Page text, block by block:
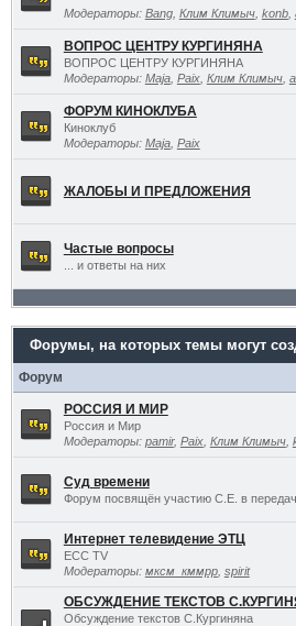
Модераторы: Bang, Клим Климыч, konb,
ВОПРОС ЦЕНТРУ КУРГИНЯНА
ВОПРОС ЦЕНТРУ КУРГИНЯНА
Модераторы: Maja, Paix, Клим Климыч,
ФОРУМ КИНОКЛУБА
Киноклуб
Модераторы: Maja, Paix
ЖАЛОБЫ И ПРЕДЛОЖЕНИЯ
Частые вопросы
... и ответы на них
Форумы, на которых темы могут
Форум
РОССИЯ И МИР
Россия и Мир
Модераторы: pamir, Paix, Клим Климыч,
Суд времени
Форум посвящён участию С.Е. в
Интернет телевидение ЭТЦ
ECC TV
Модераторы: мксм_кммрр, spirit
ОБСУЖДЕНИЕ ТЕКСТОВ
Обсуждение текстов С.Кургиняна